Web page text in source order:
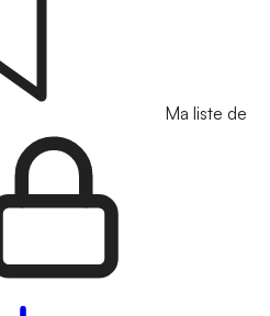
Ma liste de